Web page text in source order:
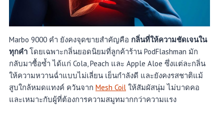
Marbo 9000 คำ ยังคงจุดขายสำคัญคือ กลิ่นที่ให้ความชัดเจนใน
ทุกคำ โดยเฉพาะกลิ่นยอดนิยมที่ลูกค้าร้าน PodFlashman มัก
กลับมาซื้อซ้ำ ได้แก่ Cola, Peach และ Apple Aloe ซึ่งแต่ละกลิ่น
ให้ความหวานฉ่ำแบบไม่เลี่ยน เย็นกำลังดี และยังคงรสชาติแม้
สูบใกล้หมดแทงค์ ควันจาก Mesh Coil ให้สัมผัสนุ่ม ไม่บาดคอ
และเหมาะกับผู้ที่ต้องการความสมูทมากกว่าความแรง